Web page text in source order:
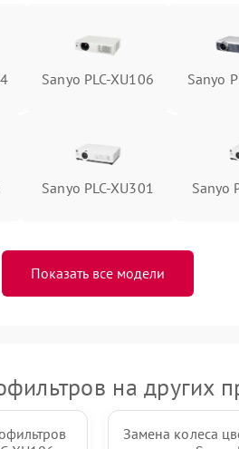
Sanyo PLC-XU106 Sanyo
Sanyo PLC-XU301 Sanyo
Показать все модели
на других
Замена колеса